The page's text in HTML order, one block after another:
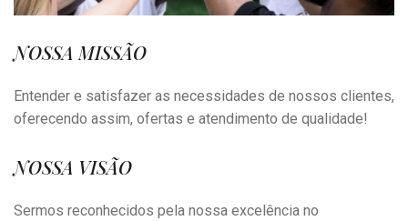
NOSSA MISSÃO
Entender e satisfazer as necessidades de nossos clientes,
oferecendo assim, ofertas e atendimento de qualidade!
NOSSA VISÃO
Sermos reconhecidos pela nossa excelência no